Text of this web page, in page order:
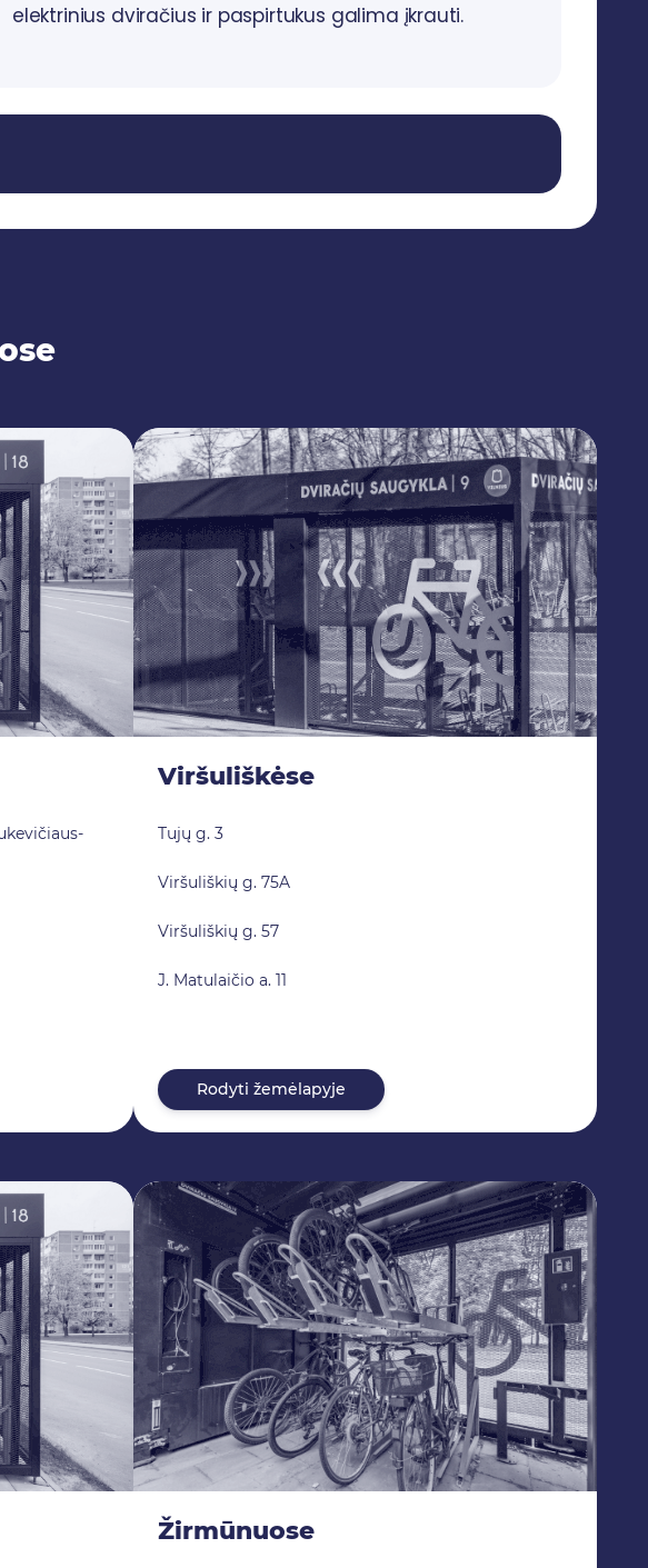
elektrinius dviračius ir paspirtukus galima įkrauti.
Viršuliškėse
Tujų g. 3
Viršuliškių g. 75A
Viršuliškių g. 57
J. Matulaičio a. 11
Rodyti žemėlapyje
Žirmūnuose